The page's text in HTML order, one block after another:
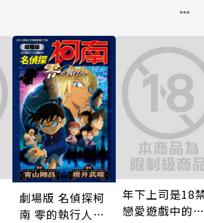
劇場版 名偵探柯
南 零的執行人新
年下上司是18
戀愛遊戲中的我